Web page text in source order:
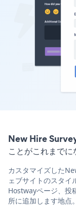
New Hire
ことがこれまで
カスタマイズした
ェブサイトのスタ
Hostwayページ、投
所に追加します地点。